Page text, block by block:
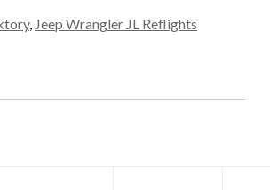
, Jeep Wrangler JL Reflights